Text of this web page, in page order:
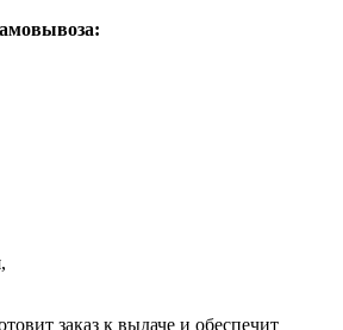
заказ к выдаче и обеспечит